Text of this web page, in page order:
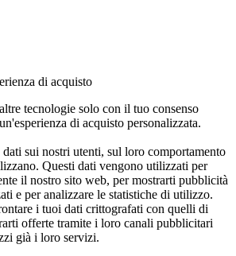
di acquisto
tecnologie solo con il tuo consenso
di acquisto personalizzata.
sui nostri utenti, sul loro comportamento
Questi dati vengono utilizzati per
il nostro sito web, per mostrarti pubblicità
e per analizzare le statistiche di utilizzo.
i tuoi dati crittografati con quelli di
offerte tramite i loro canali pubblicitari
già i loro servizi.